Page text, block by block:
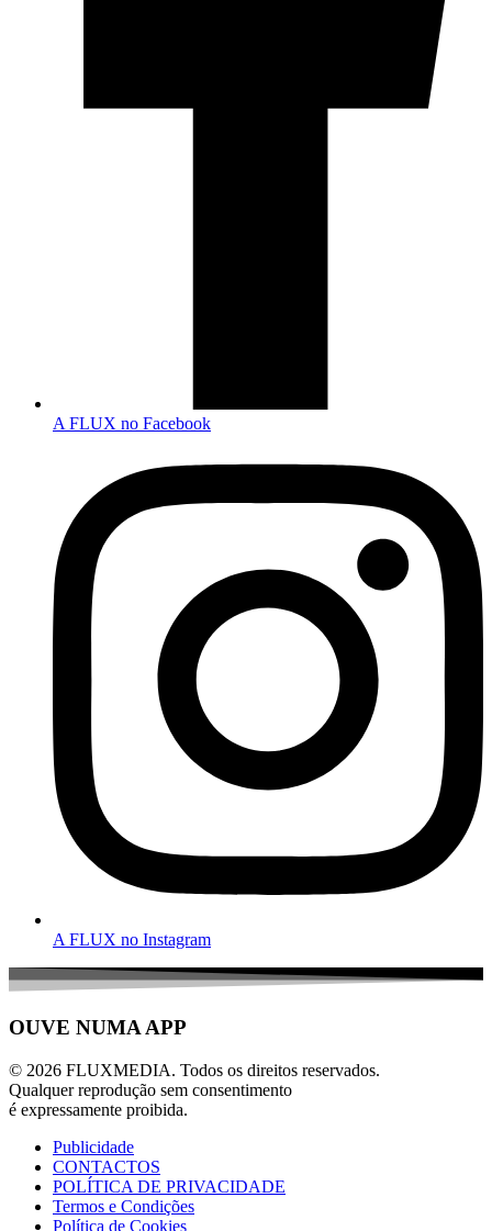
A FLUX no Facebook
A FLUX no Instagram
OUVE NUMA APP
© 2026 FLUXMEDIA. Todos os direitos reservados.
Qualquer reprodução sem consentimento
é expressamente proibida.
Publicidade
CONTACTOS
POLÍTICA DE PRIVACIDADE
Termos e Condições
Política de Cookies